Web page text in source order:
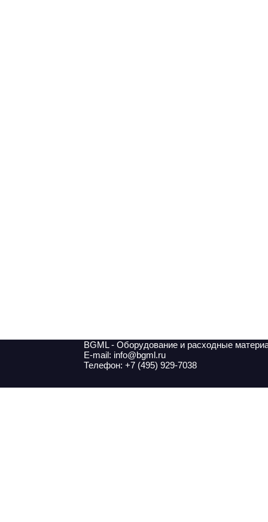
BGML - Оборудование и расходные
E-mail: info@bgml.ru
Телефон: +7 (495) 929-7038